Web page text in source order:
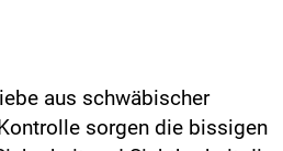
aus schwäbischer
sorgen die bissigen